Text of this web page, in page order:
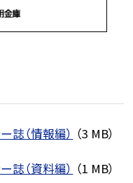
誌（情報編） （3 MB）
誌（資料編） （1 MB）